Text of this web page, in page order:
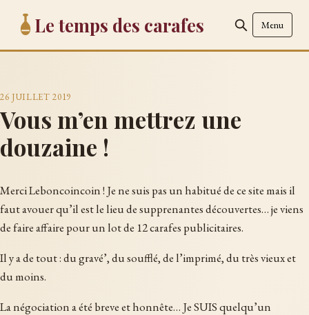
Le temps des carafes Menu
26 JUILLET 2019
Vous m’en mettrez une
douzaine !
Merci Leboncoincoin ! Je ne suis pas un habitué de ce site mais il
faut avouer qu’il est le lieu de supprenantes découvertes… je viens
de faire affaire pour un lot de 12 carafes publicitaires.
Il y a de tout : du gravé’, du soufflé, de l’imprimé, du très vieux et
du moins.
La négociation a été breve et honnête… Je SUIS quelqu’un